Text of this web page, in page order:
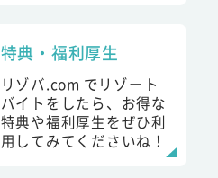
特典・福利厚生
リゾバ.com でリゾート
バイトをしたら、お得な
特典や福利厚生をぜひ利
用してみてくださいね！